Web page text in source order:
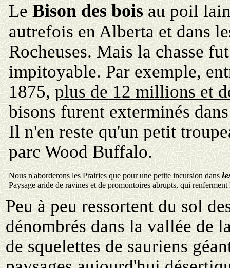
LeBison des boisau poil
autrefois en Alberta et dans
Rocheuses. Mais la chasse fut
impitoyable. Par exemple,
1875,plus de 12 millions et
bisons furent exterminés
Il n'en reste qu'un petit
parc Wood Buffalo.
Nous n'aborderons les Prairies que pour une petite incursion dans
Paysage aride de ravines et de promontoires abrupts, qui
Peu à peu ressortent du sol
dénombrés dans la vallée de
de squelettes de sauriens